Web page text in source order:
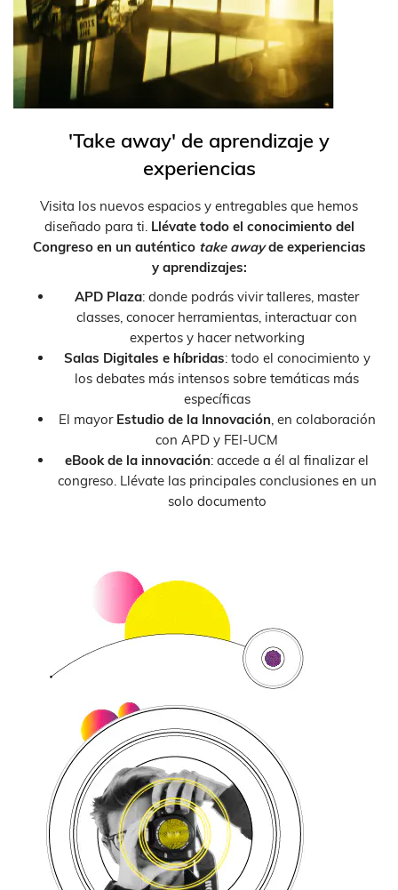
'Take away' de aprendizaje y
experiencias
Visita los nuevos espacios y entregables que hemos
diseñado para ti. Llévate todo el conocimiento del
Congreso en un auténtico take awayde experiencias
y aprendizajes:
APD Plaza: donde podrás vivir talleres, master
classes, conocer herramientas, interactuar con
expertos y hacer networking
Salas Digitales e híbridas: todo el conocimiento y
los debates más intensos sobre temáticas más
específicas
El mayor Estudio de la Innovación, en colaboración
con APD y FEI-UCM
eBook de la innovación: accede a él al finalizar el
congreso. Llévate las principales conclusiones en un
solo documento